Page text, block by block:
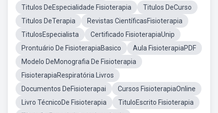
Titulos DeEspecialidade Fisioterapia
Titulos DeCurso
Titulos DeTerapia
Revistas CientíficasFisioterapia
TitulosEspecialista
Certificado FisioterapiaUnip
Prontuário De FisioterapiaBasico
Aula FisioterapiaPDF
Modelo DeMonografia De Fisioterapia
FisioterapiaRespiratória Livros
Documentos DeFisioterapai
Cursos FisioterapiaOnline
Livro TécnicoDe Fisioterapia
TituloEscrito Fisioterapia